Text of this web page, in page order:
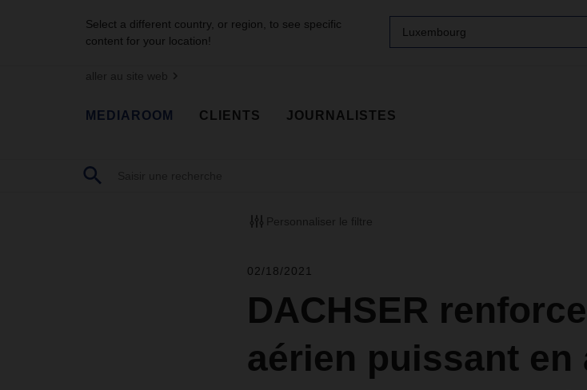
Select a different country, or region, to see specific
content for your location!
Luxembourg
aller au site web
MEDIAROOM CLIENTS JOURNALISTES
Personnaliser le filtre
02/18/2021
DACHSER
aérien puissant en